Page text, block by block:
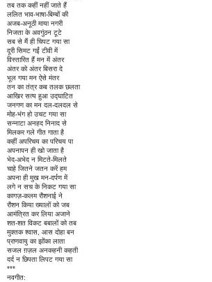
तब तक कहीं नहीं जाते हैं
ललित भाव-भाषा-बिम्बों की
अजब-अनूठी माया नगरी
निजता के अवगुंठन टूटे
सब से मैं ही चिपट गया सा
दूरी सिमट गईं टीवी में
विस्तारित हैं मन में अंतर
अंतर को अंतर बिसरा दे
भूल गया मन ऐसे मंतर
तन का तंत्र कब तलक छलता
आखिर सत्य हुआ उद्घाटित
जनगण का मन दल-दलदल से
मोह-भंग हो उचट गया सा
सन्नाटा अनहद निनाद से
मिलकर गले गीत गाता है
कहीं अपरिचय का परिचय पा
अपनापन ही खो जाता है
भेद-अभेद न मिटते-मिलते
चाहे जितने जतन करें हम
अपना ही मुख मन-दर्पण में
लगे न सच के निकट गया सा
कागज़-कलम रौशनाई ने
रौशन किया ख्यालों को जब
आमंत्रित कर लिया अजाने
शत-शत विकट बबालों को तब
मुक्तक श्वास, आस दोहा बन
प्राणवायु का झोंका लाता
सजल ग़ज़ल अनकहनी कहती
दर्द न छिपता लिपट गया सा
***
नवगीत: